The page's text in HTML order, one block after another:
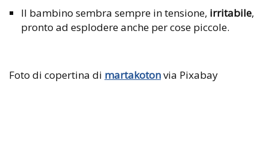
Il bambino sembra sempre in tensione, irritabile,
pronto ad esplodere anche per cose piccole.
Foto di copertina di martakotonvia Pixabay